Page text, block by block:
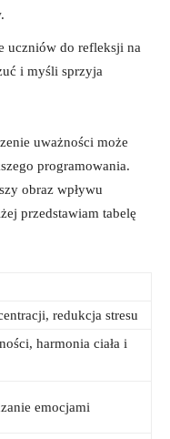
​uczniów‍ do⁣ refleksji ⁣na
i myśli sprzyja
⁤uważności​ może
programowania.
obraz wpływu
przedstawiam‌ tabelę
redukcja stresu
harmonia ⁣ciała i
emocjami